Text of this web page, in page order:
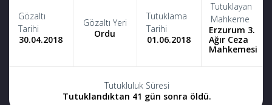
Gözaltı
Tarihi
30.04.2018
Gözaltı Yeri
Ordu
Tutuklama
Tarihi
01.06.2018
Tutuklayan
Mahkeme
Erzurum 3.
Ağır Ceza
Mahkemesi
Tutukluluk Süresi
Tutuklandıktan 41 gün sonra öldü.